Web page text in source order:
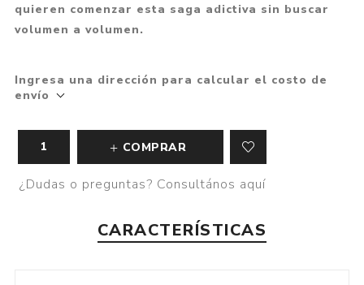
quieren comenzar esta saga adictiva sin buscar
volumen a volumen.
Ingresa una dirección para calcular el costo de
envío
COMPRAR
¿Dudas o preguntas? Consultános aquí
CARACTERÍSTICAS